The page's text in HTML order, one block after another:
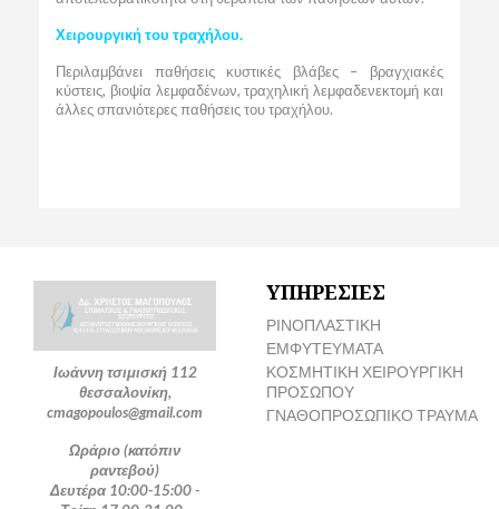
Χειρουργική του τραχήλου.
Περιλαμβάνει παθήσεις κυστικές βλάβες – βραγχιακές
κύστεις, βιοψία λεμφαδένων, τραχηλική λεμφαδενεκτομή και
άλλες σπανιότερες παθήσεις του τραχήλου.
Ιωάννη τσιμισκή 112
θεσσαλονίκη,
cmagopoulos@gmail.com
Ωράριο (κατόπιν
ραντεβού)
Δευτέρα 10:00-15:00 -
ΥΠΗΡΕΣΙΕΣ
ΡΙΝΟΠΛΑΣΤΙΚΗ
ΕΜΦΥΤΕΥΜΑΤΑ
ΚΟΣΜΗΤΙΚΗ ΧΕΙΡΟΥΡΓΙΚΗ
ΠΡΟΣΩΠΟΥ
ΓΝΑΘΟΠΡΟΣΩΠΙΚΟ ΤΡΑΥΜΑ